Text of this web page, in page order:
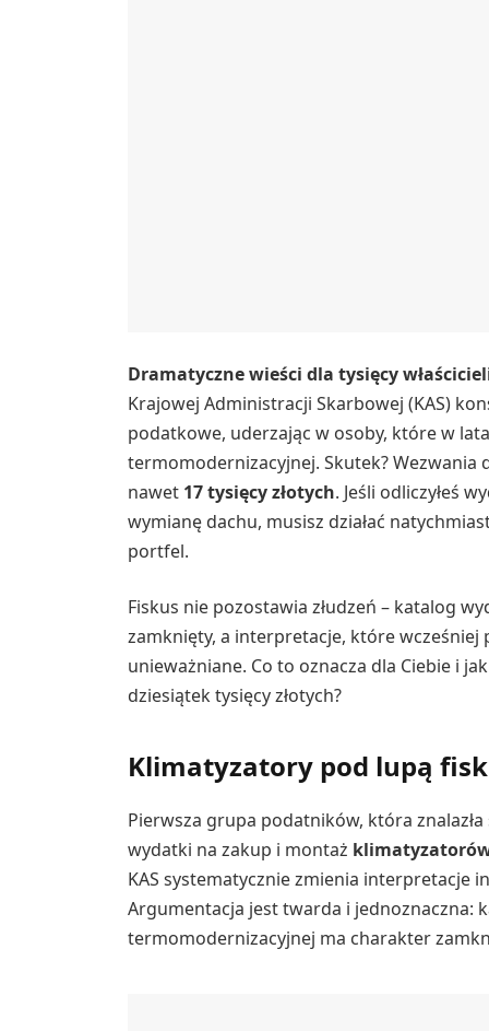
Dramatyczne wieści dla tysięcy
Krajowej Administracji Skarbowej (KAS)
podatkowe, uderzając w osoby, które w
termomodernizacyjnej. Skutek? Wezwania
nawet 17 tysięcy złotych. Jeśli odliczyłeś
wymianę dachu, musisz działać
portfel.
Fiskus nie pozostawia złudzeń – katalog
zamknięty, a interpretacje, które wcześniej
unieważniane. Co to oznacza dla Ciebie i
dziesiątek tysięcy złotych?
Klimatyzatory pod lupą
Pierwsza grupa podatników, która
wydatki na zakup i montaż
KAS systematycznie zmienia interpretacje
Argumentacja jest twarda i jednoznaczna:
termomodernizacyjnej ma charakter